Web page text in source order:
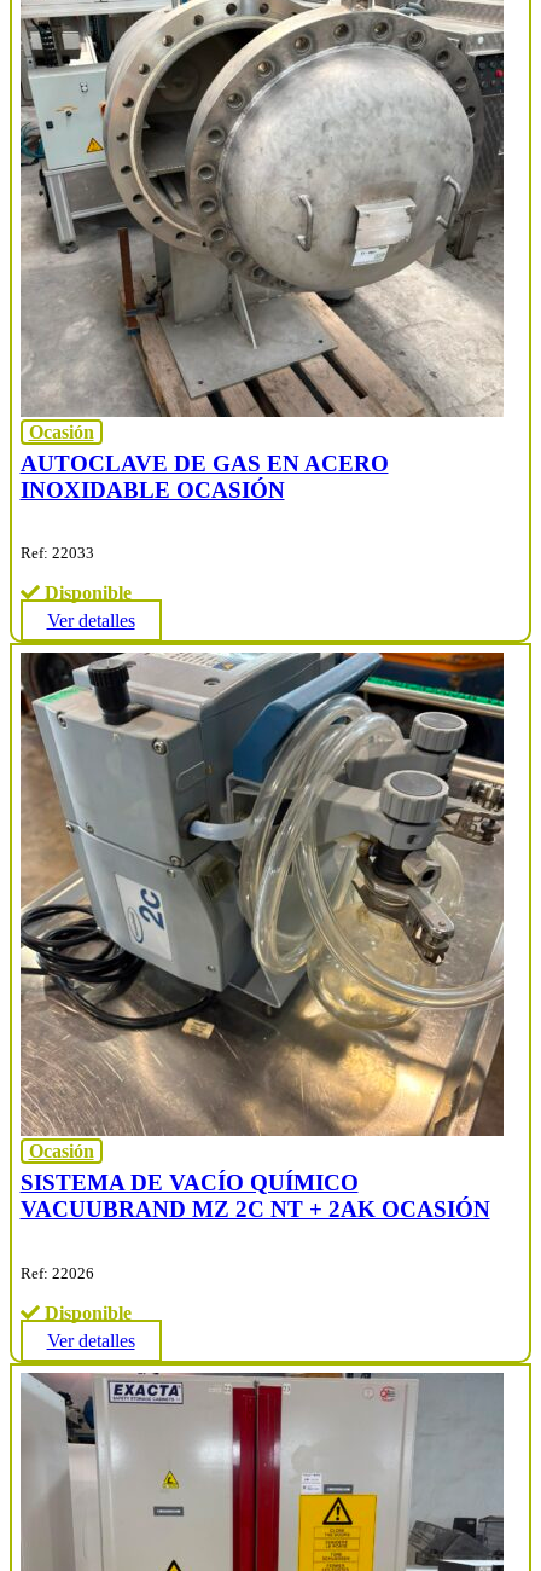
Ocasión
AUTOCLAVE DE GAS EN ACERO
INOXIDABLE OCASIÓN
Ref: 22033
Disponible
Ver detalles
Ocasión
SISTEMA DE VACÍO QUÍMICO
VACUUBRAND MZ 2C NT + 2AK OCASIÓN
Ref: 22026
Disponible
Ver detalles